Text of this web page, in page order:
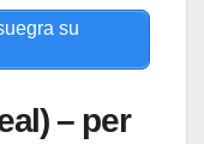
su
– per